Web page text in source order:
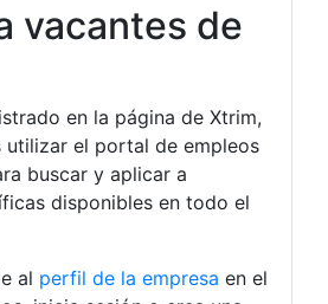
vacantes de
en la página de Xtrim,
utilizar el portal de empleos
buscar y aplicar a
disponibles en todo el
al perfil de la empresa en el